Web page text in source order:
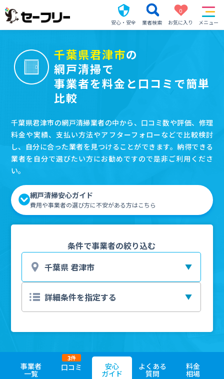
安心・安全 業者検索
0
お気に入り
メニュー
千葉県君津市の
網戸清掃で
事業者を料金と口コミで簡単
比較
千葉県君津市の網戸清掃業者の中から、口コミ数や評価、修理
料金や実績、支払い方法やアフターフォローなどで比較検討
し、自分に合った業者を見つけることができます。納得できる
業者を自分で選びたい方にお勧めですので是非ご利用くださ
い。
網戸清掃安心ガイド
費用や事業者の選び方に不安がある方はこちら
条件で事業者の絞り込む
事業者
一覧
口コミ
3件
安心
ガイド
よくある
質問
料金
相場